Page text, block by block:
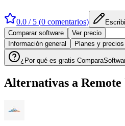
0.0 / 5 (0 comentarios)
Comparar software
Ver precio
Información general
Planes y precios
¿Por qué es gratis
Alternativas a